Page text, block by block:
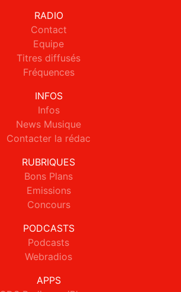
RADIO
Contact
Equipe
Titres diffusés
Fréquences
INFOS
Infos
News Musique
Contacter la rédac
RUBRIQUES
Bons Plans
Emissions
Concours
PODCASTS
Podcasts
Webradios
APPS